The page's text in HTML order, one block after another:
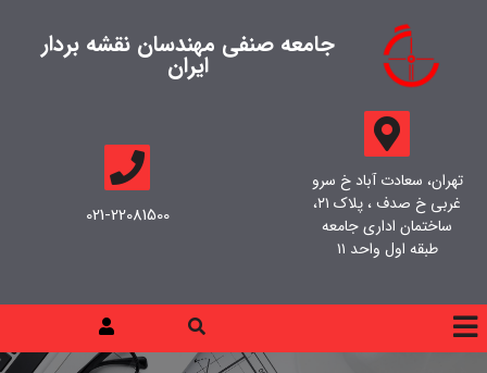
جامعه صنفی مهندسان نقشه بردار
ایران
تهران، سعادت آباد خ سرو
غربی خ صدف ، پلاک ۲۱،
ساختمان اداری جامعه
طبقه اول واحد ۱۱
021-22081500